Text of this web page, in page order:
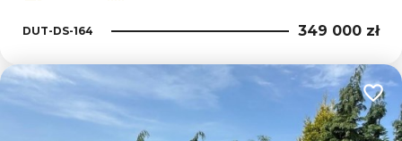
DUT-DS-164 349 000 zł